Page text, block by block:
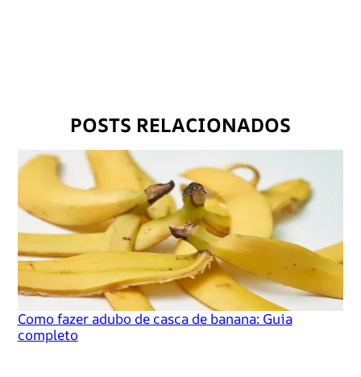
d
…
POSTS RELACIONADOS
Como fazer adubo de casca de banana: Guia
completo